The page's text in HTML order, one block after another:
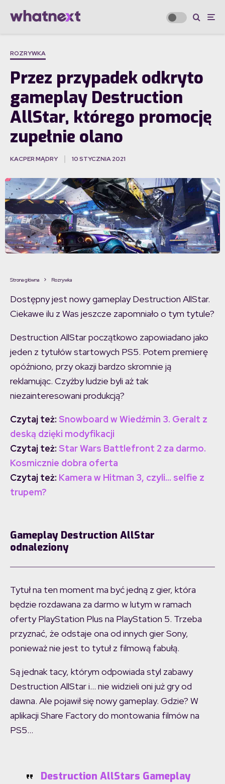
ROZRYWKA
Przez przypadek odkryto
gameplay Destruction
AllStar, którego promocję
zupełnie olano
KACPER MĄDRY 10 STYCZNIA 2021
Strona główna Rozrywka
Dostępny jest nowy gameplay Destruction AllStar.
Ciekawe ilu z Was jeszcze zapomniało o tym tytule?
Destruction AllStar początkowo zapowiadano jako
jeden z tytułów startowych PS5. Potem premierę
opóźniono, przy okazji bardzo skromnie ją
reklamując. Czyżby ludzie byli aż tak
niezainteresowani produkcją?
Czytaj też: Snowboard w Wiedźmin 3. Geralt z
deską dzięki modyfikacji
Czytaj też: Star Wars Battlefront 2 za darmo.
Kosmicznie dobra oferta
Czytaj też: Kamera w Hitman 3, czyli… selfie z
trupem?
Gameplay Destruction AllStar
odnaleziony
Tytuł na ten moment ma być jedną z gier, która
będzie rozdawana za darmo w lutym w ramach
oferty PlayStation Plus na PlayStation 5. Trzeba
przyznać, że odstaje ona od innych gier Sony,
ponieważ nie jest to tytuł z filmową fabułą.
Są jednak tacy, którym odpowiada styl zabawy
Destruction AllStar i… nie widzieli oni już gry od
dawna. Ale pojawił się nowy gameplay. Gdzie? W
aplikacji Share Factory do montowania filmów na
PS5…
Destruction AllStars Gameplay